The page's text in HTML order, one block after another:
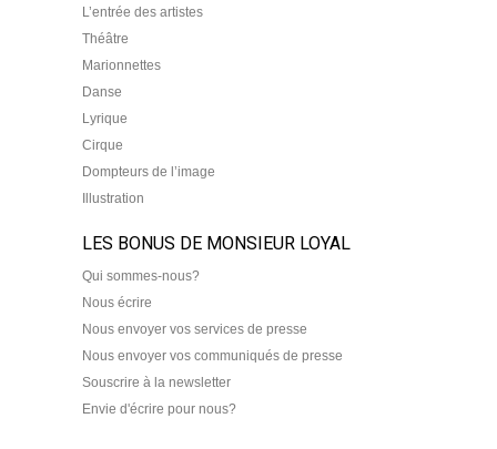
L’entrée des artistes
Théâtre
Marionnettes
Danse
Lyrique
Cirque
Dompteurs de l’image
Illustration
LES BONUS DE MONSIEUR LOYAL
Qui sommes-nous?
Nous écrire
Nous envoyer vos services de presse
Nous envoyer vos communiqués de presse
Souscrire à la newsletter
Envie d'écrire pour nous?